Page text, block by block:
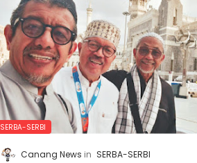
SERBA-SERBI
Canang News SERBA-SERBI